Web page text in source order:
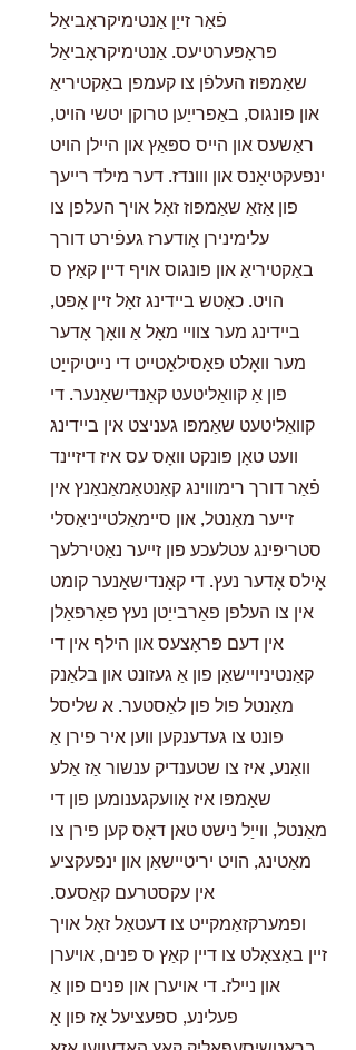
פֿאַר זייַן אַנטימיקראָביאַל
פּראָפּערטיעס. אַנטימיקראָביאַל
שאַמפּוז העלפֿן צו קעמפן באַקטיריאַ
און פונגוס, באַפרייַען טרוקן יטשי הויט,
ראַשעס און הייס ספּאַץ און היילן הויט
ינפעקטיאָנס און ווונדז. דער מילד רייעך
פון אַזאַ שאַמפּוז זאָל אויך העלפן צו
עלימינירן אָודערז געפֿירט דורך
באַקטיריאַ און פונגוס אויף דיין קאַץ ס
הויט. כאָטש ביידינג זאָל זיין אָפט,
ביידינג מער צוויי מאָל אַ וואָך אָדער
מער וואָלט פאַסילאַטייט די נייטיקייַט
פון אַ קוואַליטעט קאַנדישאַנער. די
קוואַליטעט שאַמפּו געניצט אין ביידינג
וועט טאָן פּונקט וואָס עס איז דיזיינד
פֿאַר דורך רימוווינג קאַנטאַמאַנאַנץ אין
זייער מאַנטל, און סיימאַלטייניאַסלי
סטריפּינג עטלעכע פון זייער נאַטירלעך
אָילס אָדער נעץ. די קאַנדישאַנער קומט
אין צו העלפן פאַרבייַטן נעץ פאַרפאַלן
אין דעם פּראָצעס און הילף אין די
קאַנטיניויישאַן פון אַ געזונט און בלאַנק
מאַנטל פול פון לאַסטער. א שליסל
פונט צו געדענקען ווען איר פירן אַ
וואַנע, איז צו שטענדיק ענשור אַז אַלע
שאַמפּו איז אַוועקגענומען פון די
מאַנטל, ווייַל נישט טאן דאָס קען פירן צו
מאַטינג, הויט יריטיישאַן און ינפעקציע
אין עקסטרעם קאַסעס.
ופמערקזאַמקייט צו דעטאַל זאָל אויך
זיין באַצאָלט צו דיין קאַץ ס פּנים, אויערן
און ניילז. די אויערן און פּנים פון אַ
פעלינע, ספּעציעל אַז פון אַ